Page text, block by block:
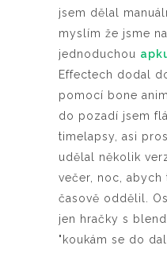
jsem dělal
myslím že jsme
jednoduchou
Effectech dodal
pomocí bone
do pozadí jsem
timelapsy, asi
udělal několik
večer, noc,
časově oddělil.
jen hračky s
"koukám se do